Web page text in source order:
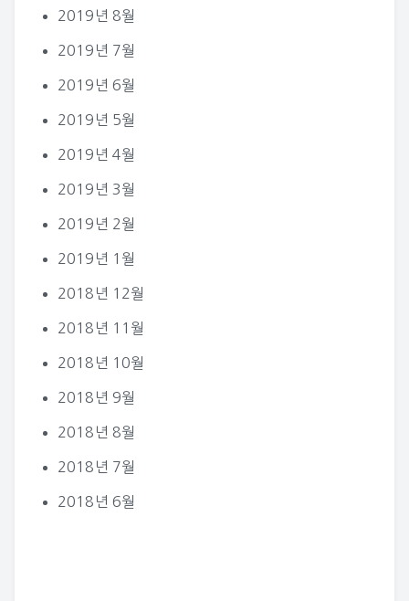
2019년 8월
2019년 7월
2019년 6월
2019년 5월
2019년 4월
2019년 3월
2019년 2월
2019년 1월
2018년 12월
2018년 11월
2018년 10월
2018년 9월
2018년 8월
2018년 7월
2018년 6월